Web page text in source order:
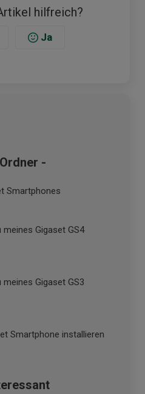
hilfreich?
Ja
-
Smartphones
meines Gigaset GS4
Gigaset GS3
Smartphone installieren